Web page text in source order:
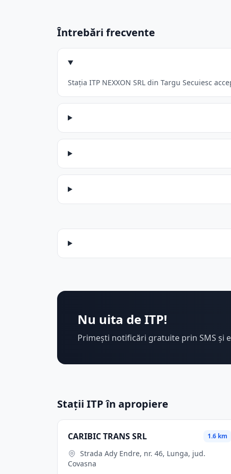
Întrebări frecvente
Stația ITP NEXXON SRL din Targu Secuiesc
Nu uita de ITP!
Primești notificări gratuite prin SMS și
Stații ITP în apropiere
CARIBIC TRANS SRL 1.6 km
Covasna